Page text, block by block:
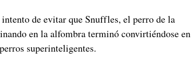
de evitar que Snuffles, el perro de la
en la alfombra terminó convirtiéndose en
superinteligentes.